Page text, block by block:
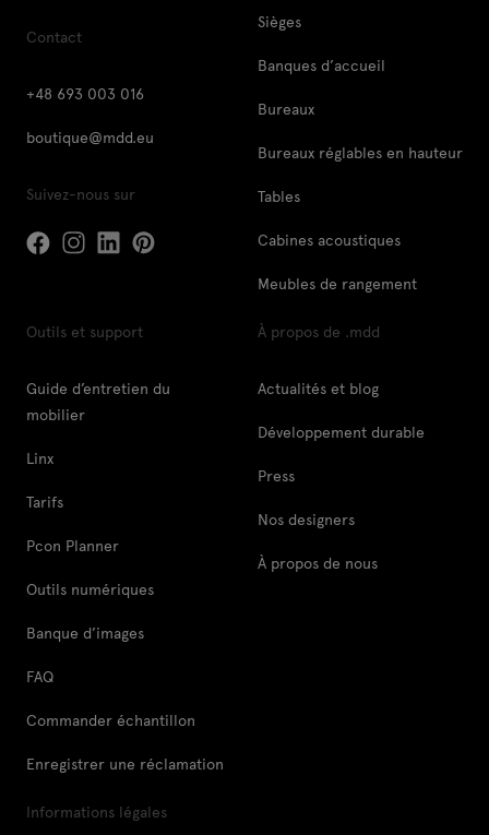
Contact
+48 693 003 016
boutique@mdd.eu
Suivez-nous sur
Sièges
Banques d’accueil
Bureaux
Bureaux réglables en hauteur
Tables
Cabines acoustiques
Meubles de rangement
Outils et support
Guide d’entretien du
mobilier
Linx
Tarifs
Pcon Planner
Outils numériques
Banque d’images
FAQ
Commander échantillon
Enregistrer une réclamation
À propos de .mdd
Actualités et blog
Développement durable
Press
Nos designers
À propos de nous
Informations légales